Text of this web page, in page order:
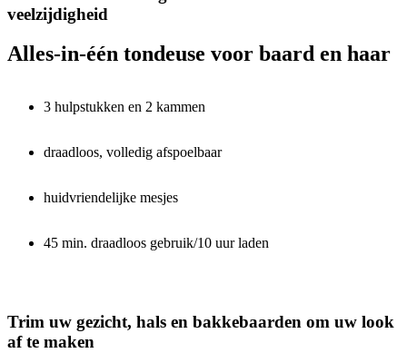
veelzijdigheid
Alles-in-één tondeuse voor baard en haar
3 hulpstukken en 2 kammen
draadloos, volledig afspoelbaar
huidvriendelijke mesjes
45 min. draadloos gebruik/10 uur laden
Trim uw gezicht, hals en bakkebaarden om uw look
af te maken